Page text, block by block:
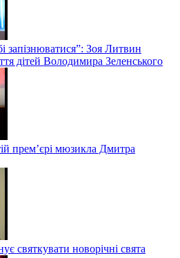
запізнюватися”: Зоя Литвин
дітей Володимира Зеленського
прем’єрі мюзикла Дмитра
святкувати новорічні свята